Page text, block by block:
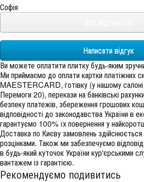
Софія
Написати відгук
Ви можете оплатити плитку будь-яким
Ми приймаємо до оплати картки платіжних
MAESTERCARD, готівку (у нашому салоні
Перемоги 20), перекази на банківські
безпеку платежів, збереження грошових
відповідності до законодавства України в
гарантуємо 100% їх повернення у
Доставка по Києву замовлень здійснюється
розцінками. Також ми забезпечуємо
в будь-який куточок України кур'єрськими
вантажем із гарантією.
Рекомендуємо подивитись